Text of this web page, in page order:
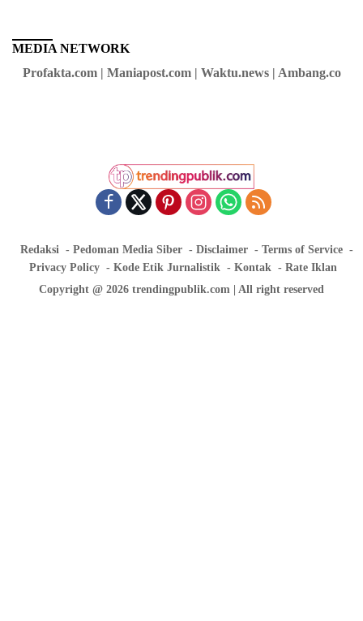
MEDIA NETWORK
Profakta.com | Maniapost.com | Waktu.news | Ambang.co
Redaksi Pedoman Media Siber Disclaimer
Terms of Service
Privacy Policy
Kode Etik Jurnalistik Kontak
Rate Iklan
Copyright @ 2026 trendingpublik.com | All right reserved